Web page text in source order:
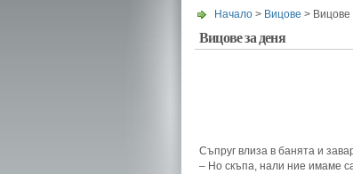
Начало > Вицове > Вицове
Вицове за деня
Съпруг влиза в банята и
– Но скъпа, нали ние имаме